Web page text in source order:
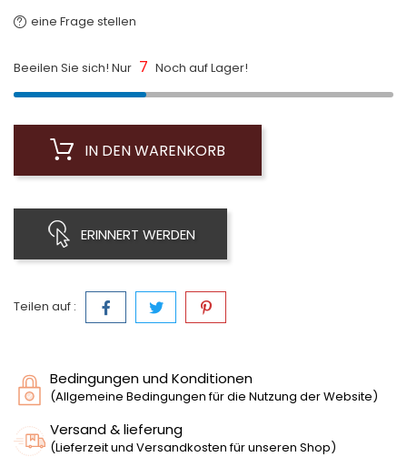
eine Frage stellen
Beeilen Sie sich! Nur 7 Noch auf Lager!
IN DEN WARENKORB
ERINNERT WERDEN
Teilen auf :
Bedingungen und Konditionen
(Allgemeine Bedingungen für die Nutzung der Website)
Versand & lieferung
(Lieferzeit und Versandkosten für unseren Shop)